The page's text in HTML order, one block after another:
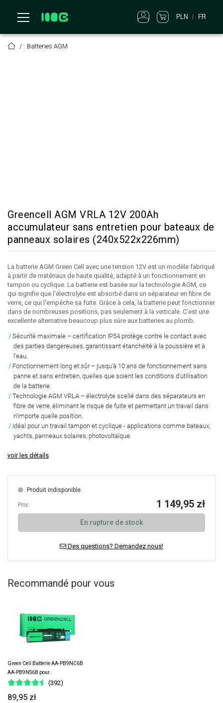
PLN FR
Batteries AGM
Greencell AGM VRLA 12V 200Ah
accumulateur sans entretien pour bateaux de
panneaux solaires (240x522x226mm)
La batterie AGM Green Cell avec une tension 12V est un modèle fabriqué
à partir de matériaux de haute qualité, adapté à un fonctionnement en
tampon ou cyclique. La batterie est basée sur la technologie AGM, ce
qui signifie que l'électrolyte est absorbé dans un séparateur en fibre de
verre, ce qui l'empêche sa fuite. Grâce à cela, la batterie peut fonctionner
dans de nombreuses positions, pas seulement à la verticale. C'est une
excellente alternative beaucoup plus sûre aux batteries au plomb.
Sécurité maximale – certification IP54 protège contre le contact avec
des parties dangereuses, garantissant étanchéité à la poussière et à
l'eau.
Fonctionnement long et sûr– jusqu'à 10 ans de fonctionnement sans
panne et sans entretien, quelles que soient les conditions d'utilisation
de la batterie.
Technologie AGM VRLA – électrolyte scellé dans des séparateurs en
fibre de verre, éliminant le risque de fuite et permettant un travail dans
n'importe quelle position.
Idéal pour un travail tampon et cyclique - applications comme bateaux,
yachts, panneaux solaires, photovoltaïque.
voir les détails
Produit indisponible.
Prix: 1 149,95 zł
En rupture de stock
Des questions? Demandez nous!
Recommandé pour vous
Green Cell Batterie AA-PB9NC6B
AA-PB9NS6B pour..
(392)
89,95 zł